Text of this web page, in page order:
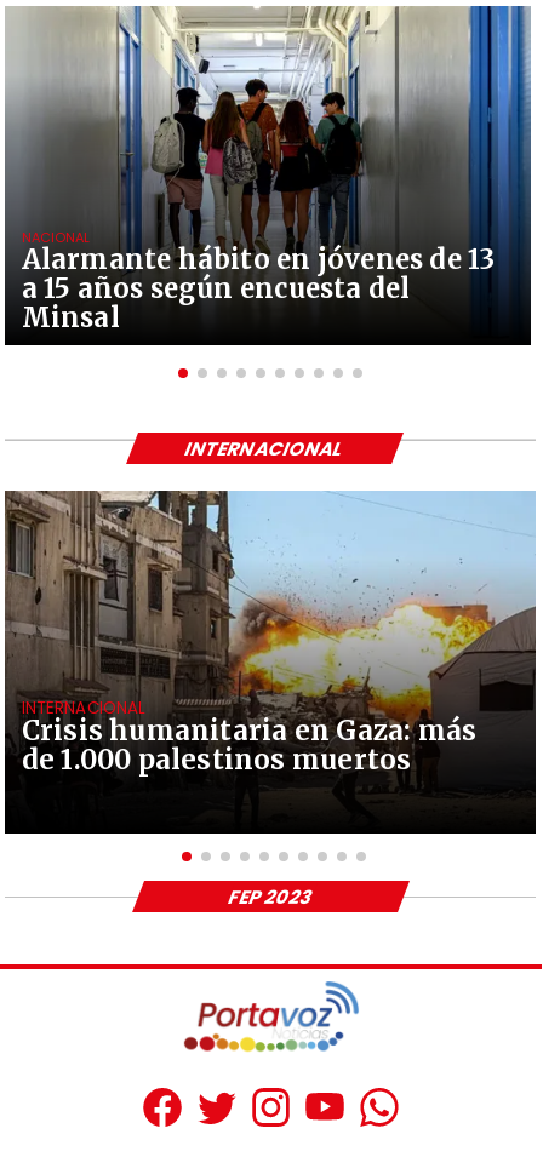
Alarmante hábito en jóvenes de 13
a 15 años según encuesta del
Minsal
NACIONAL
Crisis humanitaria en Gaza: más
de 1.000 palestinos muertos
INTERNACIONAL
INTERNACIONAL
FEP 2023